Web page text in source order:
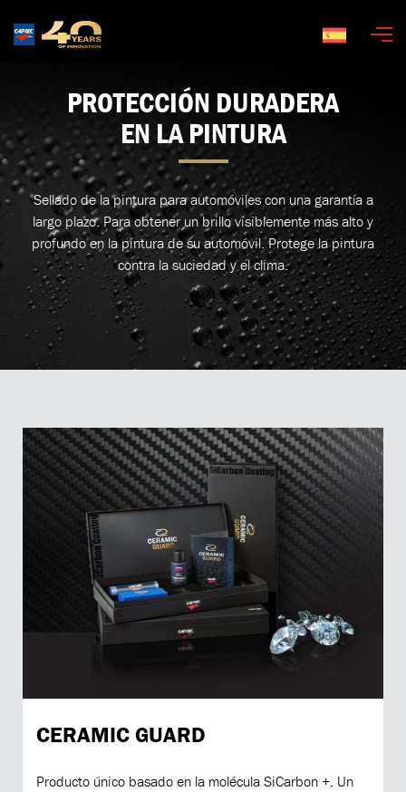
PROTECCIÓN DURADERA
EN LA PINTURA
Sellado de la pintura para automóviles con una garantía a
largo plazo. Para obtener un brillo visiblemente más alto y
profundo en la pintura de su automóvil. Protege la pintura
contra la suciedad y el clima.
CERAMIC GUARD
Producto único basado en la molécula SiCarbon +. Un